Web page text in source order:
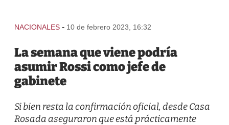
NACIONALES - 10 de febrero 2023, 16:32
La semana que viene podría
asumir Rossi como jefe de
gabinete
Si bien resta la confirmación oficial, desde Casa
Rosada aseguraron que está prácticamente